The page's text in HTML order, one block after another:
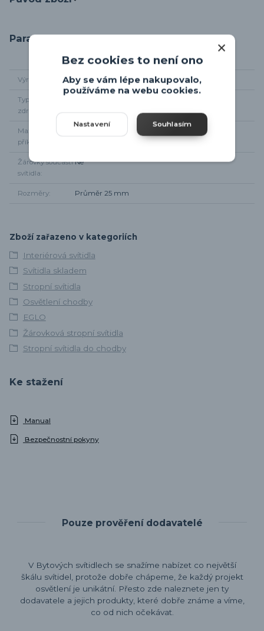
Parametry
Výrobce Eglo
Typ světelného
zdroje
Maximální
příkon
Žárovky součástí
svítidla
Ne
Rozměry Průměr 25 mm
Zboží zařazeno v kategoriích
Interiérová svítidla
Svítidla skladem
Stropní svítidla
Osvětlení chodby
EGLO
Žárovková stropní svítidla
Stropní svítidla do chodby
Ke stažení
Manual
Bezpečnostní pokyny
Pouze prověření dodavatelé
V Bytových svítidlech se snažíme nabízet co největší
škálu svítidel, protože dobře chápeme, že každý projekt
osvětlení je unikátní. Přesto zde naleznete jen ty
dodavatele a jejich produkty, které dobře známe a víme,
co od nich očekávat.
Bez cookies to není ono
Aby se vám lépe nakupovalo,
používáme na webu cookies.
Nastavení Souhlasím